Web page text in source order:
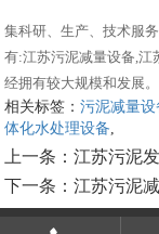
集科研、生产、技术服
有:江苏污泥减量设备,江
经拥有较大规模和发展。
相关标签：污泥减量设
体化水处理设备
上一条：江苏污泥
下一条：江苏污泥